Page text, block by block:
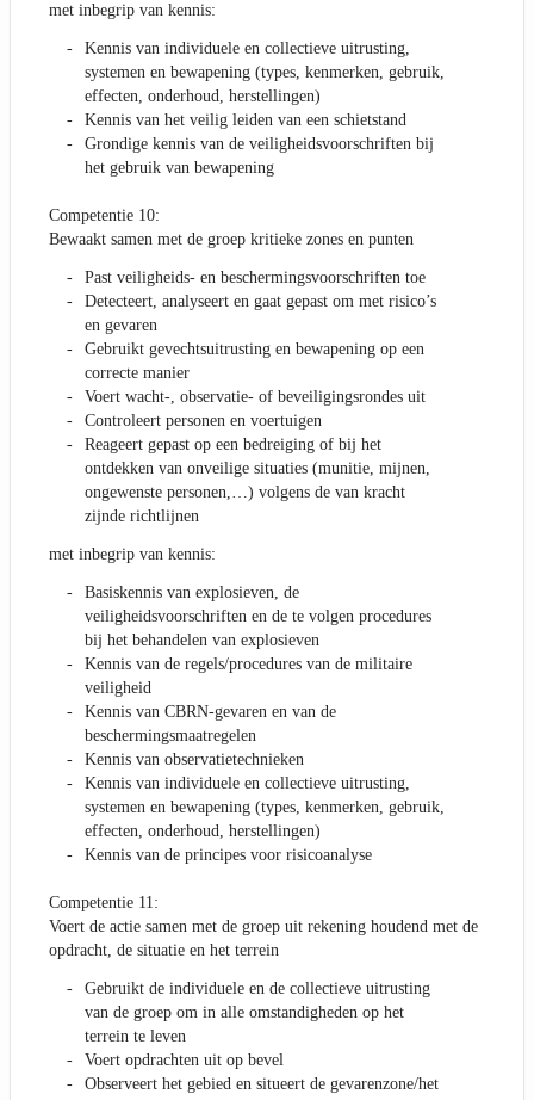
met inbegrip van kennis:
Kennis van individuele en collectieve uitrusting,
systemen en bewapening (types, kenmerken, gebruik,
effecten, onderhoud, herstellingen)
Kennis van het veilig leiden van een schietstand
Grondige kennis van de veiligheidsvoorschriften bij
het gebruik van bewapening
Competentie 10:
Bewaakt samen met de groep kritieke zones en punten
Past veiligheids- en beschermingsvoorschriften toe
Detecteert, analyseert en gaat gepast om met risico’s
en gevaren
Gebruikt gevechtsuitrusting en bewapening op een
correcte manier
Voert wacht-, observatie- of beveiligingsrondes uit
Controleert personen en voertuigen
Reageert gepast op een bedreiging of bij het
ontdekken van onveilige situaties (munitie, mijnen,
ongewenste personen,…) volgens de van kracht
zijnde richtlijnen
met inbegrip van kennis:
Basiskennis van explosieven, de
veiligheidsvoorschriften en de te volgen procedures
bij het behandelen van explosieven
Kennis van de regels/procedures van de militaire
veiligheid
Kennis van CBRN-gevaren en van de
beschermingsmaatregelen
Kennis van observatietechnieken
Kennis van individuele en collectieve uitrusting,
systemen en bewapening (types, kenmerken, gebruik,
effecten, onderhoud, herstellingen)
Kennis van de principes voor risicoanalyse
Competentie 11:
Voert de actie samen met de groep uit rekening houdend met de
opdracht, de situatie en het terrein
Gebruikt de individuele en de collectieve uitrusting
van de groep om in alle omstandigheden op het
terrein te leven
Voert opdrachten uit op bevel
Observeert het gebied en situeert de gevarenzone/het